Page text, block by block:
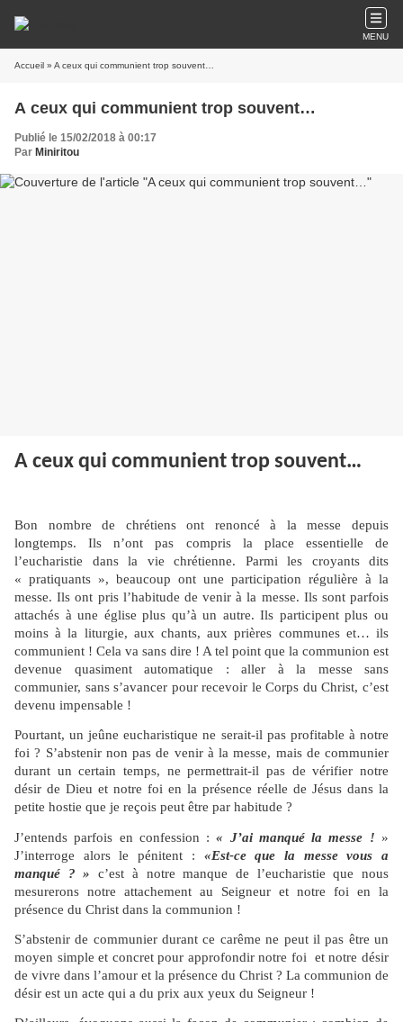
MENU
Accueil » A ceux qui communient trop souvent…
A ceux qui communient trop souvent…
Publié le 15/02/2018 à 00:17
Par Miniritou
A ceux qui communient trop souvent…
Bon nombre de chrétiens ont renoncé à la messe depuis
longtemps. Ils n’ont pas compris la place essentielle de
l’eucharistie dans la vie chrétienne. Parmi les croyants dits
« pratiquants », beaucoup ont une participation régulière à la
messe. Ils ont pris l’habitude de venir à la messe. Ils sont parfois
attachés à une église plus qu’à un autre. Ils participent plus ou
moins à la liturgie, aux chants, aux prières communes et… ils
communient ! Cela va sans dire ! A tel point que la communion est
devenue quasiment automatique : aller à la messe sans
communier, sans s’avancer pour recevoir le Corps du Christ, c’est
devenu impensable !
Pourtant, un jeûne eucharistique ne serait-il pas profitable à notre
foi ? S’abstenir non pas de venir à la messe, mais de communier
durant un certain temps, ne permettrait-il pas de vérifier notre
désir de Dieu et notre foi en la présence réelle de Jésus dans la
petite hostie que je reçois peut être par habitude ?
J’entends parfois en confession :« J’ai manqué la messe ! »
J’interroge alors le pénitent : «Est-ce que la messe vous a
manqué ? » c’est à notre manque de l’eucharistie que nous
mesurerons notre attachement au Seigneur et notre foi en la
présence du Christ dans la communion !
S’abstenir de communier durant ce carême ne peut il pas être un
moyen simple et concret pour approfondir notre foi et notre désir
de vivre dans l’amour et la présence du Christ ? La communion de
désir est un acte qui a du prix aux yeux du Seigneur !